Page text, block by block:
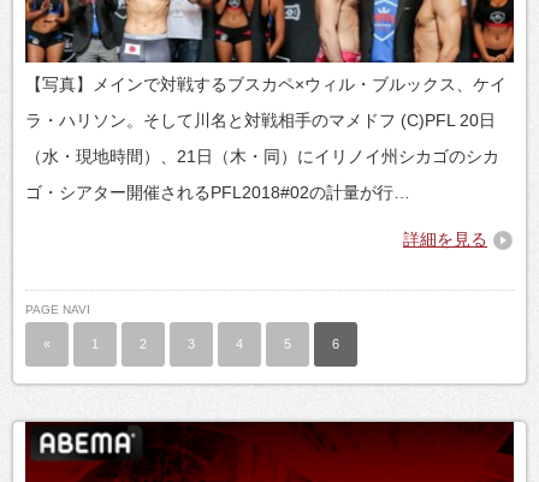
【写真】メインで対戦するブスカペ×ウィル・ブルックス、ケイ
ラ・ハリソン。そして川名と対戦相手のマメドフ (C)PFL 20日
（水・現地時間）、21日（木・同）にイリノイ州シカゴのシカ
ゴ・シアター開催されるPFL2018#02の計量が行…
詳細を見る
PAGE NAVI
« 1 2 3 4 5 6